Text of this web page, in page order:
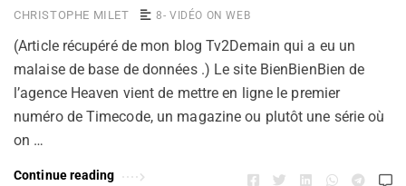
CHRISTOPHE MILET 8- VIDÉO ON WEB
(Article récupéré de mon blog Tv2Demain qui a eu un
malaise de base de données .) Le site BienBienBien de
l’agence Heaven vient de mettre en ligne le premier
numéro de Timecode, un magazine ou plutôt une série où
on …
Continue reading